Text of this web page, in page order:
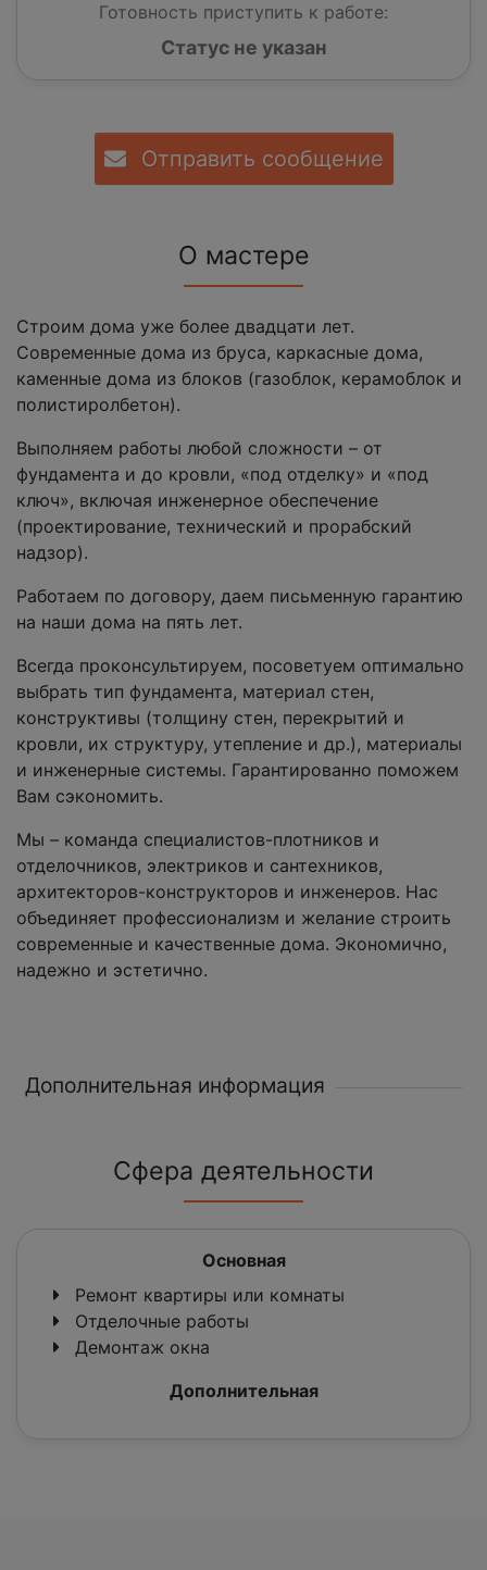
Готовность приступить к работе:
Статус не указан
Отправить сообщение
О мастере
Строим дома уже более двадцати лет.
Современные дома из бруса, каркасные дома,
каменные дома из блоков (газоблок, керамоблок и
полистиролбетон).
Выполняем работы любой сложности – от
фундамента и до кровли, «под отделку» и «под
ключ», включая инженерное обеспечение
(проектирование, технический и прорабский
надзор).
Работаем по договору, даем письменную гарантию
на наши дома на пять лет.
Всегда проконсультируем, посоветуем оптимально
выбрать тип фундамента, материал стен,
конструктивы (толщину стен, перекрытий и
кровли, их структуру, утепление и др.), материалы
и инженерные системы. Гарантированно поможем
Вам сэкономить.
Мы – команда специалистов-плотников и
отделочников, электриков и сантехников,
архитекторов-конструкторов и инженеров. Нас
объединяет профессионализм и желание строить
современные и качественные дома. Экономично,
надежно и эстетично.
Дополнительная информация
Сфера деятельности
Основная
Ремонт квартиры или комнаты
Отделочные работы
Демонтаж окна
Дополнительная